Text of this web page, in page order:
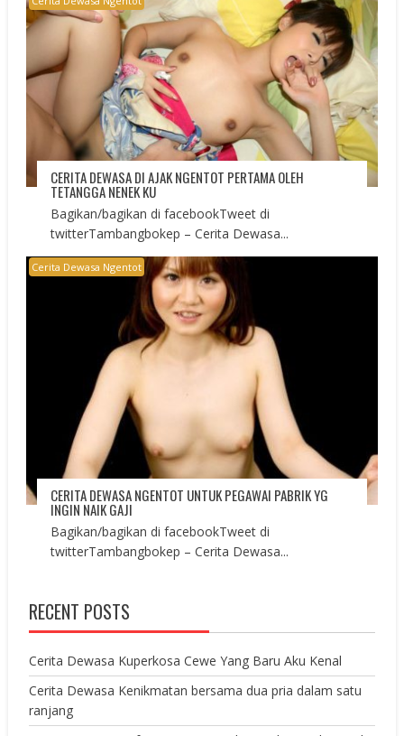
CERITA DEWASA DI AJAK NGENTOT PERTAMA OLEH
TETANGGA NENEK KU
Bagikan/bagikan di facebookTweet di
twitterTambangbokep – Cerita Dewasa...
Cerita Dewasa Ngentot
CERITA DEWASA NGENTOT UNTUK PEGAWAI PABRIK YG
INGIN NAIK GAJI
Bagikan/bagikan di facebookTweet di
twitterTambangbokep – Cerita Dewasa...
RECENT POSTS
Cerita Dewasa Kuperkosa Cewe Yang Baru Aku Kenal
Cerita Dewasa Kenikmatan bersama dua pria dalam satu
ranjang